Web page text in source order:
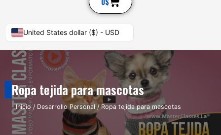
United States dollar ($) - USD
Ropa tejida para mascotas
Inicio/ Desarrollo Personal/ Ropa tejida para mascotas